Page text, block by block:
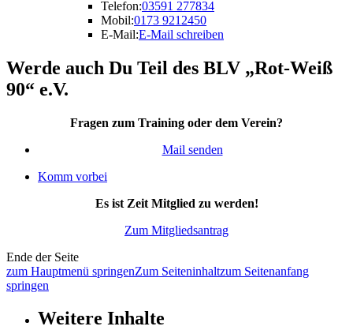
Telefon:03591 277834
Mobil:0173 9212450
E-Mail:E-Mail schreiben
Werde auch Du Teil des BLV „Rot-Weiß
90“ e.V.
Fragen zum Training oder dem Verein?
Mail senden
Komm vorbei
Es ist Zeit Mitglied zu werden!
Zum Mitgliedsantrag
Ende der Seite
zum Hauptmenü springenZum Seiteninhaltzum Seitenanfang
springen
Weitere Inhalte